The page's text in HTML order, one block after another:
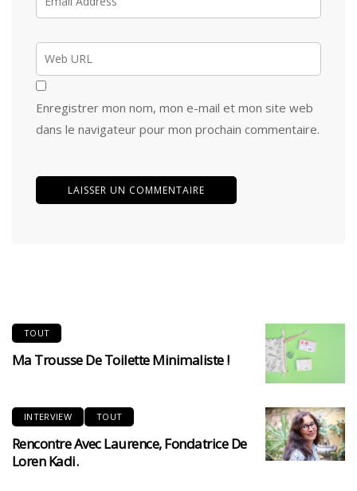
Enregistrer mon nom, mon e-mail et mon site web
dans le navigateur pour mon prochain commentaire.
TOUT
Ma Trousse De Toilette Minimaliste !
INTERVIEW TOUT
Rencontre Avec Laurence, Fondatrice De
Loren Kadi.